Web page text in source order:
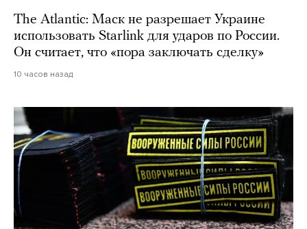
The Atlantic: Маск не разрешает Украине
использовать Starlink для ударов по России.
Он считает, что «пора заключать сделку»
10 часов назад